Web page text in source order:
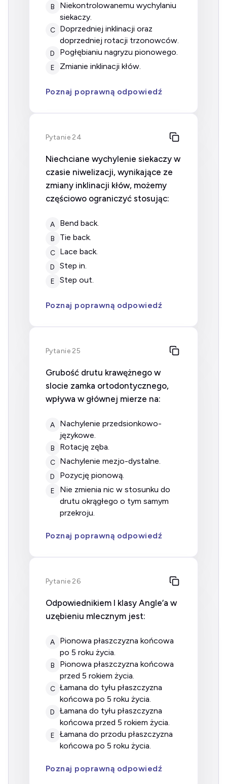
B
niekontrolowanemu wychylaniu
siekaczy.
C
doprzedniej inklinacji oraz
doprzedniej rotacji trzonowców.
D pogłębianiu nagryzu pionowego.
E zmianie inklinacji kłów.
Poznaj poprawną odpowiedź
Pytanie 24
Niechciane wychylenie siekaczy w
czasie niwelizacji, wynikające ze
zmiany inklinacji kłów, możemy
częściowo ograniczyć stosując:
A bend back.
B tie back.
C lace back.
D step in.
E step out.
Poznaj poprawną odpowiedź
Pytanie 25
Grubość drutu krawężnego w
slocie zamka ortodontycznego,
wpływa w głównej mierze na:
A
nachylenie przedsionkowo-
językowe.
B rotację zęba.
C nachylenie mezjo-dystalne.
D pozycję pionową.
E
nie zmienia nic w stosunku do
drutu okrągłego o tym samym
przekroju.
Poznaj poprawną odpowiedź
Pytanie 26
Odpowiednikiem I klasy Angle’a w
uzębieniu mlecznym jest:
A
pionowa płaszczyzna końcowa
po 5 roku życia.
B
pionowa płaszczyzna końcowa
przed 5 rokiem życia.
C łamana do tyłu płaszczyzna
końcowa po 5 roku życia.
D
łamana do tyłu płaszczyzna
końcowa przed 5 rokiem życia.
E
łamana do przodu płaszczyzna
końcowa po 5 roku życia.
Poznaj poprawną odpowiedź